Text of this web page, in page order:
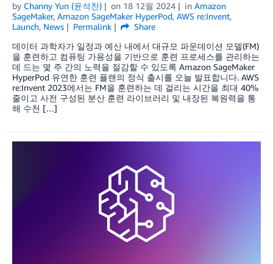
by Channy Yun (윤석찬) on 18 12월 2024 in Amazon
SageMaker, Amazon SageMaker HyperPod, AWS re:Invent,
Launch, News Permalink
Share
데이터 과학자가 일정과 예산 내에서 대규모 파운데이션 모델(FM)
을 훈련하고 컴퓨팅 가용성을 기반으로 훈련 프로세스를 관리하는
데 드는 몇 주 간의 노력을 절감할 수 있도록 Amazon SageMaker
HyperPod 유연한 훈련 플랜의 정식 출시를 오늘 발표합니다. AWS
re:Invent 2023에서는 FM을 훈련하는 데 걸리는 시간을 최대 40%
줄이고 사전 구성된 분산 훈련 라이브러리 및 내장된 복원력을 통
해 수천 […]